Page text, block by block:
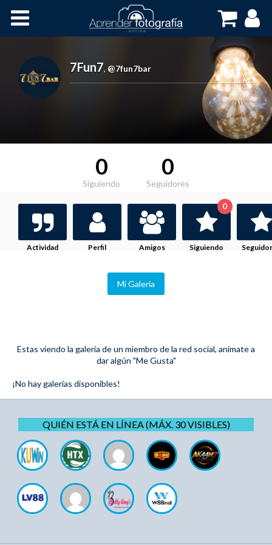
Cursos OnLine
7Fun7, @7fun7bar
0
Siguiendo
0
Seguidores
Actividad Perfil Amigos Siguiendo
0
Mi Galeria
Estas viendo la galería de un miembro de la red social, anímate a
dar algún "Me Gusta"
¡No hay galerías disponibles!
QUIÉN ESTÁ EN LÍNEA (MÁX. 30 VISIBLES)